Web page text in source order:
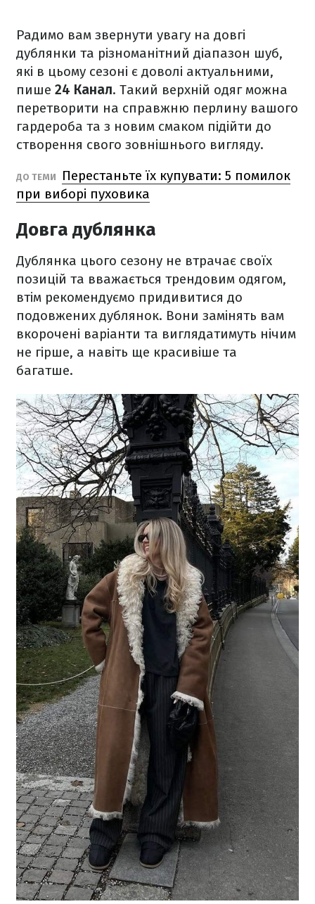
Радимо вам звернути увагу на довгі
дублянки та різноманітний діапазон шуб,
які в цьому сезоні є доволі актуальними,
пише 24 Канал. Такий верхній одяг можна
перетворити на справжню перлину вашого
гардероба та з новим смаком підійти до
створення свого зовнішнього вигляду.
ДО ТЕМИ
Перестаньте їх купувати: 5 помилок
при виборі пуховика
Довга дублянка
Дублянка цього сезону не втрачає своїх
позицій та вважається трендовим одягом,
втім рекомендуємо придивитися до
подовжених дублянок. Вони замінять вам
вкорочені варіанти та виглядатимуть нічим
не гірше, а навіть ще красивіше та
багатше.